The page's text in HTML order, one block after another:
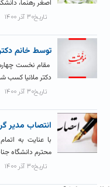
اصغر رهنما،
تاریخ۳۰ آذر ۱۴۰۰
توسط خانم
مقام نخست
دکتر ملانیا کسب
تاریخ۳۰ آذر ۱۴۰۰
انتصاب مدیر
با عنایت به
محترم دانشگاه
تاریخ۳۰ آذر ۱۴۰۰